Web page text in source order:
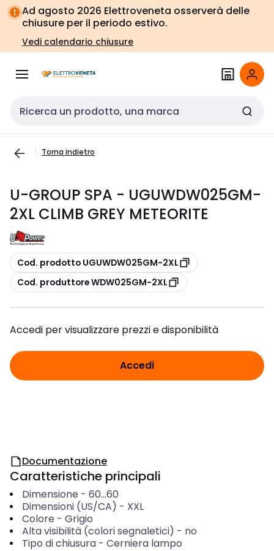
Vai alla
navigazione
Vai
alla
pagina
Ad agosto 2026 Elettroveneta osserverà delle
chiusure per il periodo estivo.
Vedi calendario chiusure
Cerca input
Torna indietro
U-GROUP SPA - UGUWDW025GM-
2XL CLIMB GREY METEORITE
copia
Cod. prodotto UGUWDW025GM-2XL
copia
Cod. produttore WDW025GM-2XL
Accedi per visualizzare prezzi e disponibilità
Accedi
Documentazione
Caratteristiche principali
Dimensione - 60...60
Dimensioni (US/CA) - XXL
Colore - Grigio
Alta visibilità (colori segnaletici) - no
Tipo di chiusura- Cerniera lampo